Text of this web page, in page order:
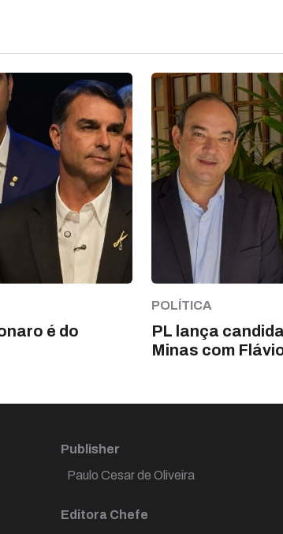
é do
POLÍTICA
PL lança
Minas com
Publisher
Paulo Cesar de Oliveira
Editora Chefe